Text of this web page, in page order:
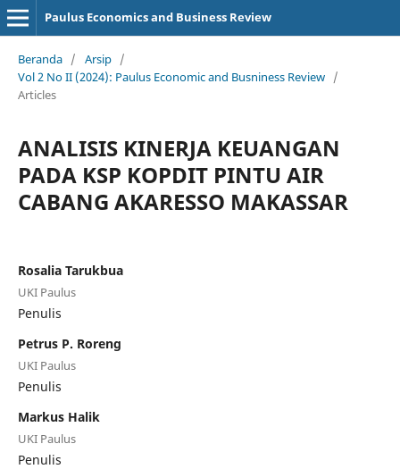
Paulus Economics and Business Review
Beranda / Arsip /
Vol 2 No II (2024): Paulus Economic and Busniness Review /
Articles
ANALISIS KINERJA KEUANGAN
PADA KSP KOPDIT PINTU AIR
CABANG AKARESSO MAKASSAR
Rosalia Tarukbua
UKI Paulus
Penulis
Petrus P. Roreng
UKI Paulus
Penulis
Markus Halik
UKI Paulus
Penulis